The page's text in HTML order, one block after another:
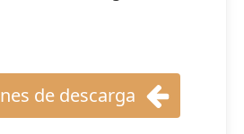
de descarga